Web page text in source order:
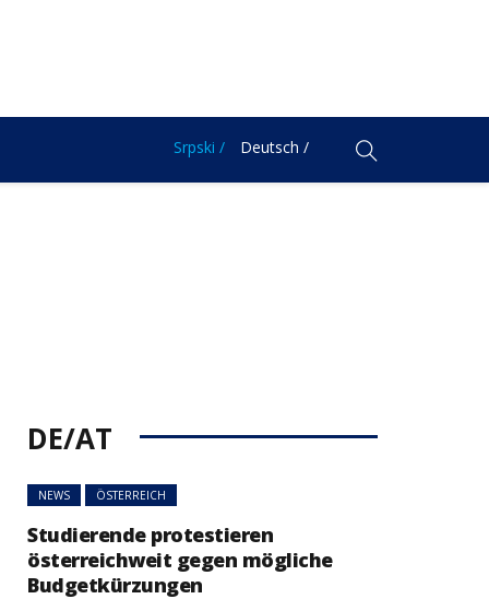
Srpski / Deutsch /
DE/AT
NEWS ÖSTERREICH
Studierende protestieren
österreichweit gegen mögliche
Budgetkürzungen